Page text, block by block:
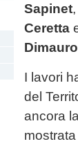
Sapinet
Ceretta
Dimauro
I lavori
del
ancora